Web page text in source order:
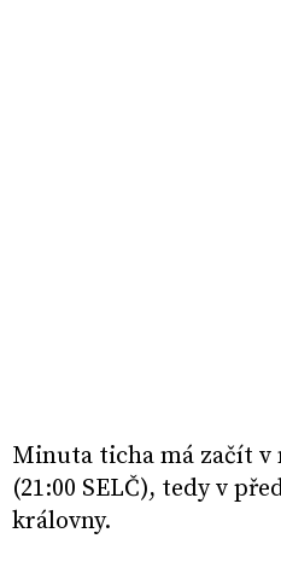
Minuta ticha má začít v
(21:00 SELČ), tedy v
královny.